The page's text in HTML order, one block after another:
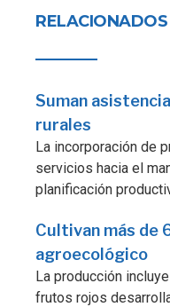
RELACIONADOS
Suman
rurales
La incorporación de
servicios hacia el
planificación
Cultivan más de
agroecológico
La producción
frutos rojos